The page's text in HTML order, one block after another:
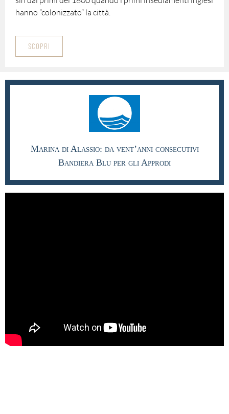
hanno “colonizzato” la città.
SCOPRI
Marina di Alassio: da vent’anni consecutivi
Bandiera Blu per gli Approdi